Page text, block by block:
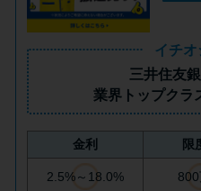
学生が
へのバレ
を解説
ソフト
は要注
イチ
三井住友
業界トップクラ
金利 限
2.5%～18.0%